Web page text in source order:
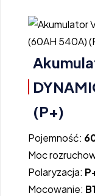
(P+)
Pojemność:
Moc
Polaryzacja:
Mocowanie: